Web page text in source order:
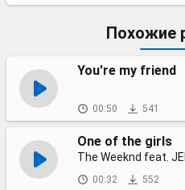
Похожие
You're my friend
00:50 541
One of the girls
The Weeknd feat.
00:32 552